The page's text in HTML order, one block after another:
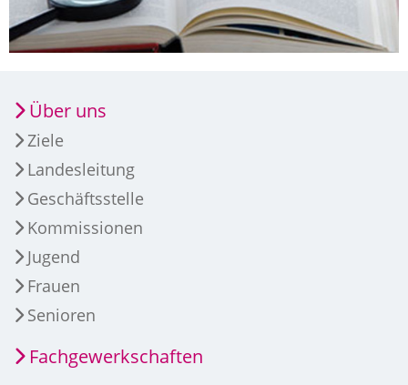
Über uns
Ziele
Landesleitung
Geschäftsstelle
Kommissionen
Jugend
Frauen
Senioren
Fachgewerkschaften